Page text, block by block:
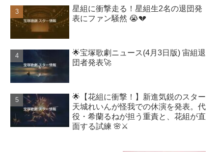
星組に衝撃走る！星組生2名の退団発
表にファン騒然 😭💔
🌟宝塚歌劇ニュース(4月3日版) 宙組退
団者発表🚀
🌟【花組に衝撃！】新進気鋭のスター
天城れいんが怪我での休演を発表。代
役・希蘭るねが担う重責と、花組が直
面する試練 🌸⚔️